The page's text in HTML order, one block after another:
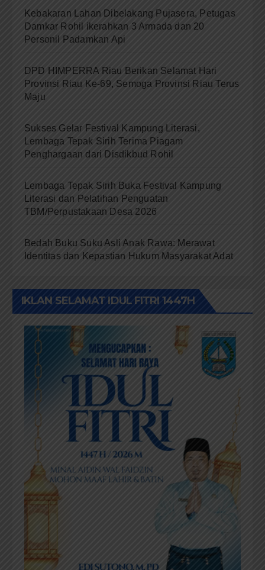
Kebakaran Lahan Dibelakang Pujasera, Petugas
Damkar Rohil ikerahkan 3 Armada dan 20
Personil Padamkan Api
DPD HIMPERRA Riau Berikan Selamat Hari
Provinsi Riau Ke-69, Semoga Provinsi Riau Terus
Maju
Sukses Gelar Festival Kampung Literasi,
Lembaga Tepak Sirih Terima Piagam
Penghargaan dari Disdikbud Rohil
Lembaga Tepak Sirih Buka Festival Kampung
Literasi dan Pelatihan Penguatan
TBM/Perpustakaan Desa 2026
Bedah Buku Suku Asli Anak Rawa: Merawat
Identitas dan Kepastian Hukum Masyarakat Adat
IKLAN SELAMAT IDUL FITRI 1447H